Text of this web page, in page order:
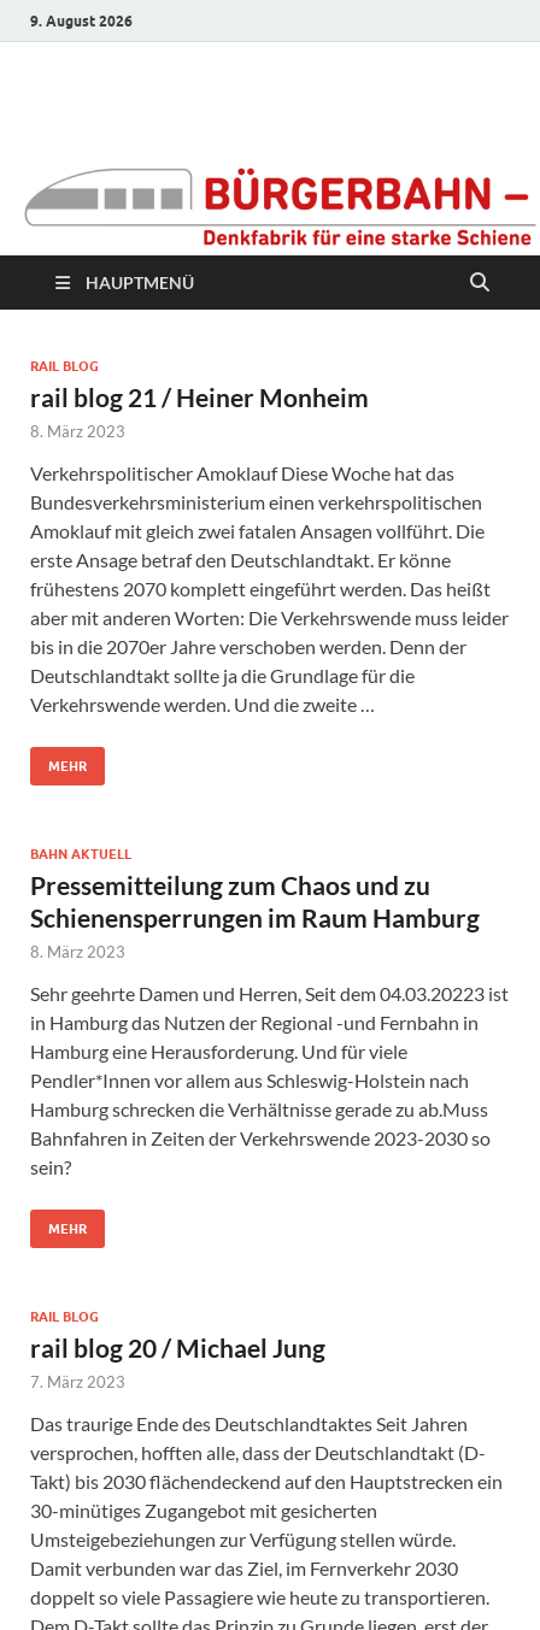
9. August 2026
Denkfabrik für eine
starke Schiene
HAUPTMENÜ
RAIL BLOG
rail blog 21 / Heiner Monheim
8. März 2023
Verkehrspolitischer Amoklauf Diese Woche hat das
Bundesverkehrsministerium einen verkehrspolitischen
Amoklauf mit gleich zwei fatalen Ansagen vollführt. Die
erste Ansage betraf den Deutschlandtakt. Er könne
frühestens 2070 komplett eingeführt werden. Das heißt
aber mit anderen Worten: Die Verkehrswende muss leider
bis in die 2070er Jahre verschoben werden. Denn der
Deutschlandtakt sollte ja die Grundlage für die
Verkehrswende werden. Und die zweite …
MEHR
BAHN AKTUELL
Pressemitteilung zum Chaos und zu
Schienensperrungen im Raum Hamburg
8. März 2023
Sehr geehrte Damen und Herren, Seit dem 04.03.20223 ist
in Hamburg das Nutzen der Regional -und Fernbahn in
Hamburg eine Herausforderung. Und für viele
Pendler*Innen vor allem aus Schleswig-Holstein nach
Hamburg schrecken die Verhältnisse gerade zu ab.Muss
Bahnfahren in Zeiten der Verkehrswende 2023-2030 so
sein?
MEHR
RAIL BLOG
rail blog 20 / Michael Jung
7. März 2023
Das traurige Ende des Deutschlandtaktes Seit Jahren
versprochen, hofften alle, dass der Deutschlandtakt (D-
Takt) bis 2030 flächendeckend auf den Hauptstrecken ein
30-minütiges Zugangebot mit gesicherten
Umsteigebeziehungen zur Verfügung stellen würde.
Damit verbunden war das Ziel, im Fernverkehr 2030
doppelt so viele Passagiere wie heute zu transportieren.